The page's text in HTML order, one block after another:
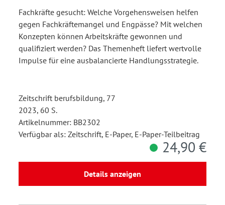
Fachkräfte gesucht: Welche Vorgehensweisen helfen
gegen Fachkräftemangel und Engpässe? Mit welchen
Konzepten können Arbeitskräfte gewonnen und
qualifiziert werden? Das Themenheft liefert wertvolle
Impulse für eine ausbalancierte Handlungsstrategie.
Zeitschrift berufsbildung, 77
2023, 60 S.
Artikelnummer: BB2302
Verfügbar als: Zeitschrift, E-Paper, E-Paper-Teilbeitrag
24,90 €
Details anzeigen